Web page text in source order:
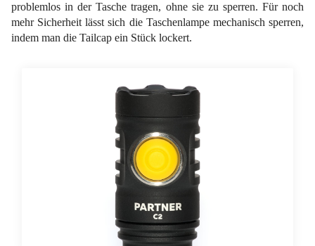
problemlos in der Tasche tragen, ohne sie zu sperren. Für noch
mehr Sicherheit lässt sich die Taschenlampe mechanisch sperren,
indem man die Tailcap ein Stück lockert.